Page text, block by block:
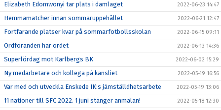
Elizabeth Edomwonyi tar plats i damlaget 2022-06-23 14:47
Hemmamatcher innan sommaruppehållet 2022-06-21 12:47
Fortfarande platser kvar på sommarfotbollsskolan 2022-06-15 09:11
Ordföranden har ordet 2022-06-13 14:36
Superlördag mot Karlbergs BK 2022-06-02 15:29
Ny medarbetare och kollega på kansliet 2022-05-19 16:56
Var med och utveckla Enskede IK:s jämställdhetsarbete 2022-05-19 13:06
11 nationer till SFC 2022. 1 juni stänger anmälan! 2022-05-18 12:30